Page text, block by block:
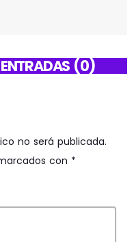
(0)
no será publicada.
con *